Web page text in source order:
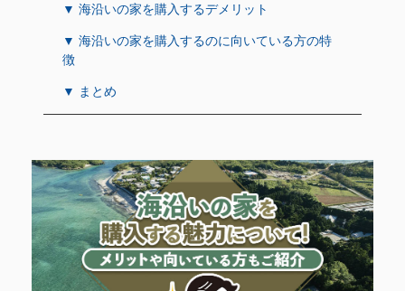
▼ 海沿いの家を購入するデメリット
▼ 海沿いの家を購入するのに向いている方の特
徴
▼ まとめ